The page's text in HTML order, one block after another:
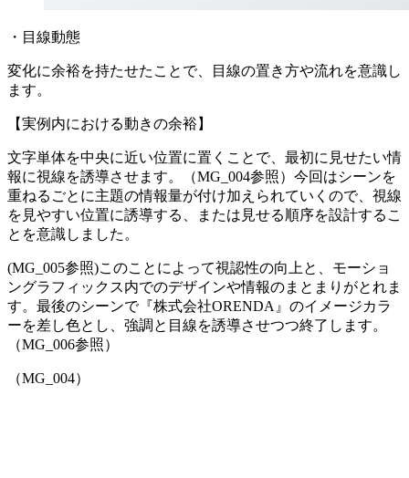
・目線動態
変化に余裕を持たせたことで、目線の置き方や流れを意識し
ます。
【実例内における動きの余裕】
文字単体を中央に近い位置に置くことで、最初に見せたい情
報に視線を誘導させます。（MG_004参照）今回はシーンを
重ねるごとに主題の情報量が付け加えられていくので、視線
を見やすい位置に誘導する、または見せる順序を設計するこ
とを意識しました。
(MG_005参照)このことによって視認性の向上と、モーショ
ングラフィックス内でのデザインや情報のまとまりがとれま
す。最後のシーンで『株式会社ORENDA』のイメージカラ
ーを差し色とし、強調と目線を誘導させつつ終了します。
（MG_006参照）
（MG_004）